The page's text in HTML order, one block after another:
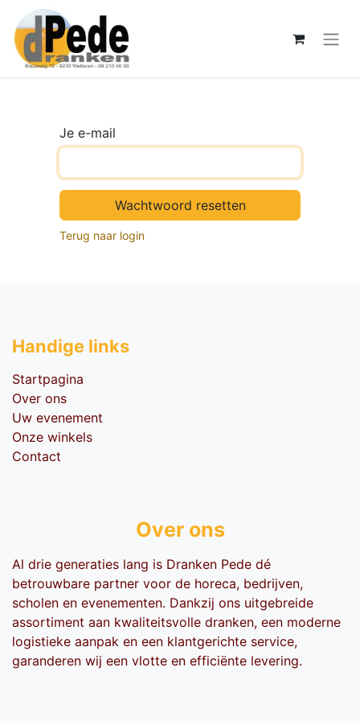
Je e-mail
Wachtwoord resetten
Terug naar login
Handige li​nks
Startpagina
Over ons
Uw evenement
Onze winkels
Contact
Over ons
Al drie generaties lang is Dranken Pede dé
betrouwbare partner voor de horeca, bedrijven,
scholen en evenementen. Dankzij ons uitgebreide
assortiment aan kwaliteitsvolle dranken, een moderne
logistieke aanpak en een klantgerichte service,
garanderen wij een vlotte en efficiënte levering.